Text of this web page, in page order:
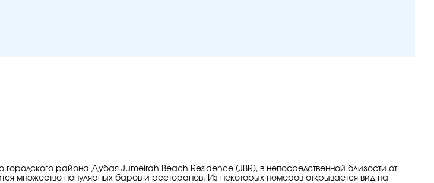
района Дубая Jumeirah Beach Residence (JBR), в непосредственной близости от
множество популярных баров и ресторанов. Из некоторых номеров открывается вид на